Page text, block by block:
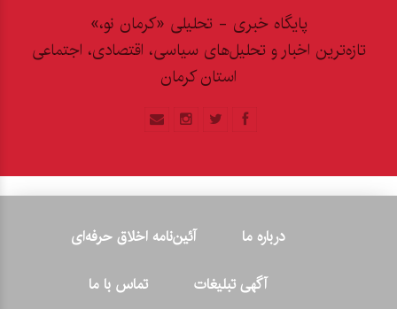
پایگاه خبری - تحلیلی «کرمان نو،»
تازه‌ترین اخبار و تحلیل‌های سیاسی، اقتصادی، اجتماعی
استان کرمان
درباره ما
آئین‌نامه اخلاق حرفه‌ای
آگهی تبلیغات
تماس با ما